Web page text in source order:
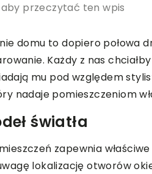
aby przeczytać ten wpis
domu to dopiero połowa
Każdy z nas
mu pod względem
nadaje pomieszczeniom
światła
zapewnia
lokalizację otworów